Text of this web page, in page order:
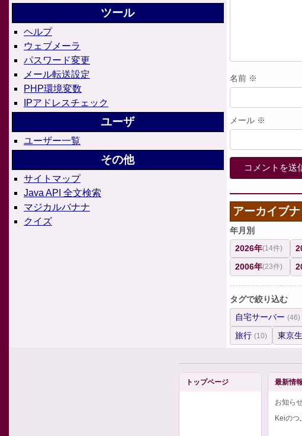
ツール
ヘルプ
ウェブメーラ
パスワード変更
メール転送設定
PHP環境変数
IPアドレスチェック
ユーザ
ユーザー一覧
その他
サイトマップ
Java API 全文検索
マジカルバナナ
クイズ
名前 ※
メール ※
アーカイブ
年月別
2026年(14件)
2006年(23件)
タグで絞り込む
自宅サーバー (46)
旅行 (10) 東京
トップページ 最新情報
お知ら
Keiのつ